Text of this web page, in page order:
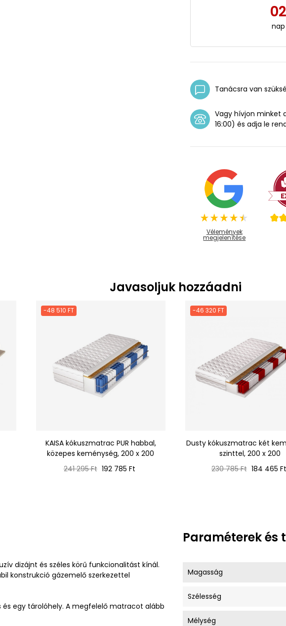
02
nap
Tanácsra van
Vagy hívjon minket
16:00) és adja le
Vélemények
megjelenítése
Javasoljuk hozzáadni
-48 510 FT
KAISA kókuszmatrac PUR habbal,
közepes keménység, 200 x 200
Normál
241 295 Ft Ár
192 785 Ft
-46 320 FT
Dusty kókuszmatrac két
szinttel, 200 x 200
Normál
230 785 Ft Ár
184 465 Ft
dizájnt és széles körű funkcionalitást kínál.
konstrukció gázemelő szerkezettel
és egy tárolóhely. A megfelelő matracot alább
Paraméterek
Magasság
Szélesség
Mélység